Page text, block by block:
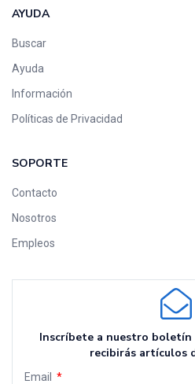
AYUDA
Buscar
Ayuda
Información
Políticas de Privacidad
SOPORTE
Contacto
Nosotros
Empleos
Inscríbete a nuestro
recibirás artículos
Email